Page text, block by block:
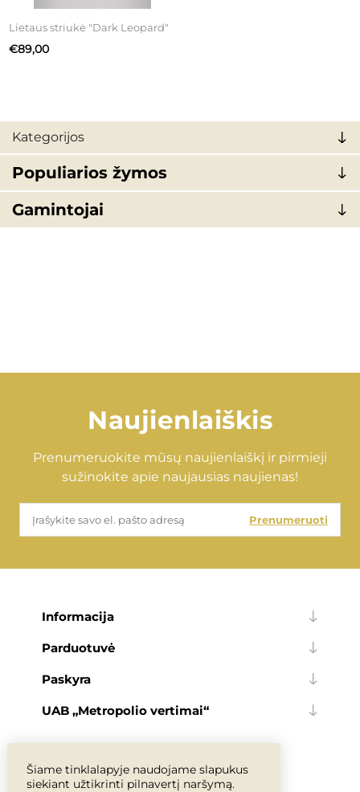
Kategorijos
Populiarios žymos
Gamintojai
Lietaus striukė "Dark Leopard"
€89,00
Naujienlaiškis
Prenumeruokite mūsų naujienlaiškį ir pirmieji
sužinokite apie naujausias naujienas!
Prenumeruoti
Informacija
Parduotuvė
Paskyra
UAB „Metropolio vertimai“
Šiame tinklalapyje naudojame slapukus
siekiant užtikrinti pilnavertį naršymą.